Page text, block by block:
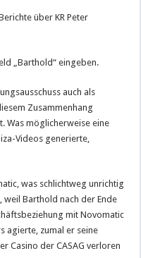
über KR Peter
„Barthold“ eingeben.
auch als
Zusammenhang
Was möglicherweise eine
Videos generierte,
was schlichtweg unrichtig
weil Barthold nach der Ende
mit Novomatic
agierte, zumal er seine
Casino der CASAG verloren